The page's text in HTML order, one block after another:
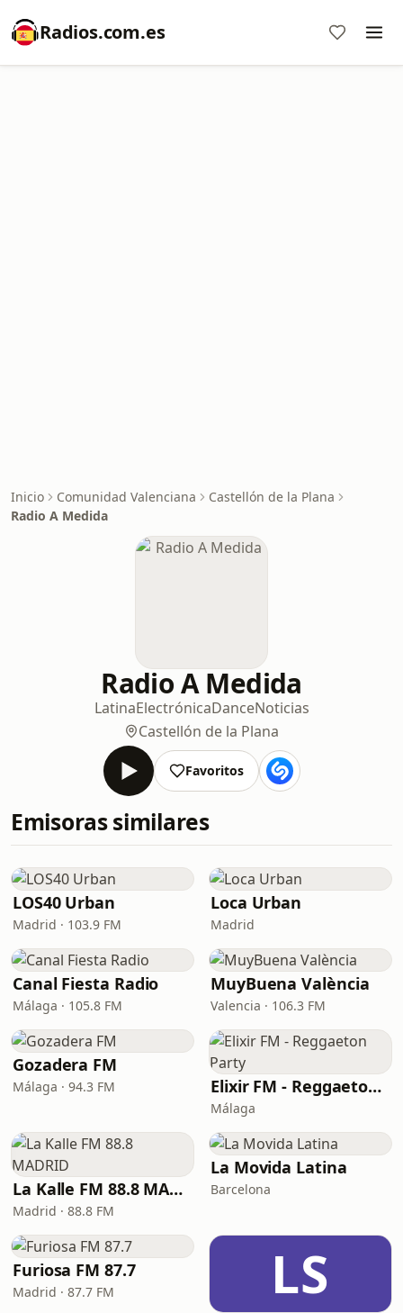
Radios.com.es
Inicio Comunidad Valenciana
Castellón de la Plana
Radio A Medida
Radio A Medida
LatinaElectrónicaDanceNoticias
Castellón de la Plana
Favoritos
Emisoras similares
LOS40 Urban
Madrid · 103.9 FM
Loca Urban
Madrid
Canal Fiesta Radio
Málaga · 105.8 FM
MuyBuena València
Valencia · 106.3 FM
Gozadera FM
Málaga · 94.3 FM Elixir FM - Reggaeton Party
Málaga
La Kalle FM 88.8 MADRID
Madrid · 88.8 FM
La Movida Latina
Barcelona
Furiosa FM 87.7
Madrid · 87.7 FM LS